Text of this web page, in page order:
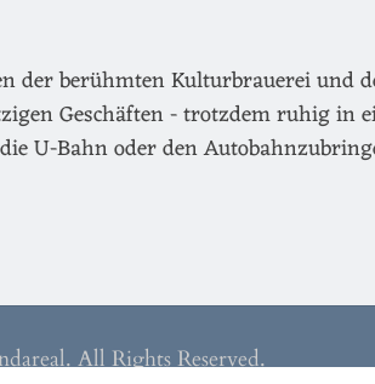
der berühmten Kulturbrauerei und
Geschäften - trotzdem ruhig in
U-Bahn oder den
All Rights Reserved.